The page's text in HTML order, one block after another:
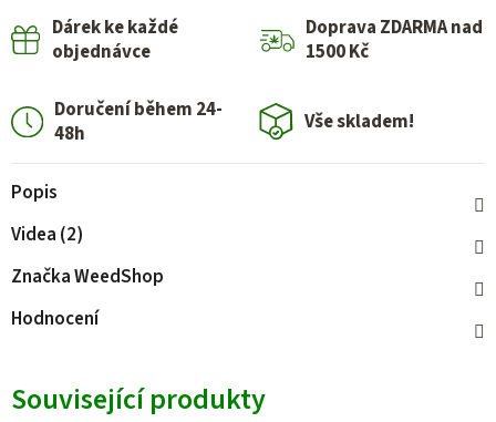
Dárek ke každé
objednávce
Doprava ZDARMA nad
1500 Kč
Doručení během 24-
48h
Vše skladem!
Popis
Videa (2)
ZnačkaWeedShop
Hodnocení
Související produkty